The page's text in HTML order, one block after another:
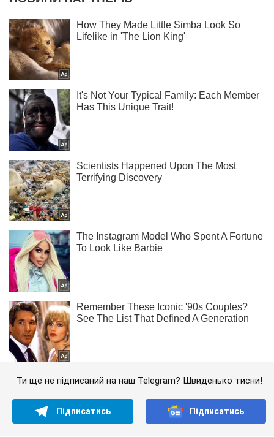
Ти ще не підписаний на наш Telegram? Швиденько тисни!
Підписатись Підписатись